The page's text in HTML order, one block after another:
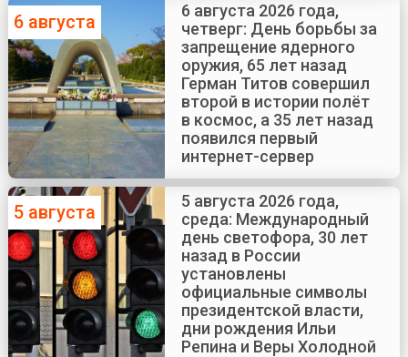
6 августа
6 августа 2026 года,
четверг: День борьбы за
запрещение ядерного
оружия, 65 лет назад
Герман Титов совершил
второй в истории полёт
в космос, а 35 лет назад
появился первый
интернет-сервер
5 августа
5 августа 2026 года,
среда: Международный
день светофора, 30 лет
назад в России
установлены
официальные символы
президентской власти,
дни рождения Ильи
Репина и Веры Холодной